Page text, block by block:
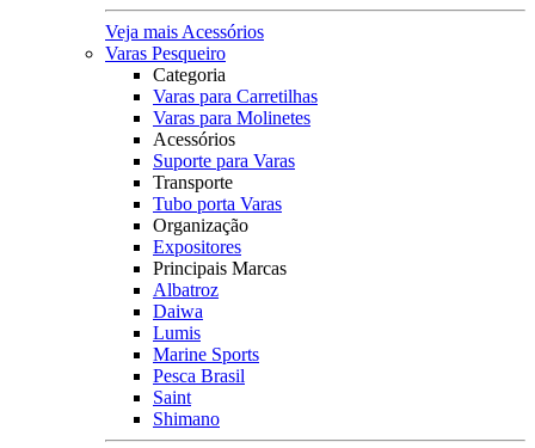
Veja mais Acessórios
Varas Pesqueiro
Categoria
Varas para Carretilhas
Varas para Molinetes
Acessórios
Suporte para Varas
Transporte
Tubo porta Varas
Organização
Expositores
Principais Marcas
Albatroz
Daiwa
Lumis
Marine Sports
Pesca Brasil
Saint
Shimano